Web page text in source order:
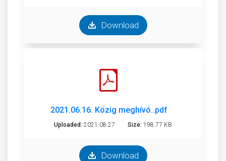
Download
2021.06.16. Közig meghívó..pdf
Uploaded: 2021.08.27 Size: 198.77 KB
Download